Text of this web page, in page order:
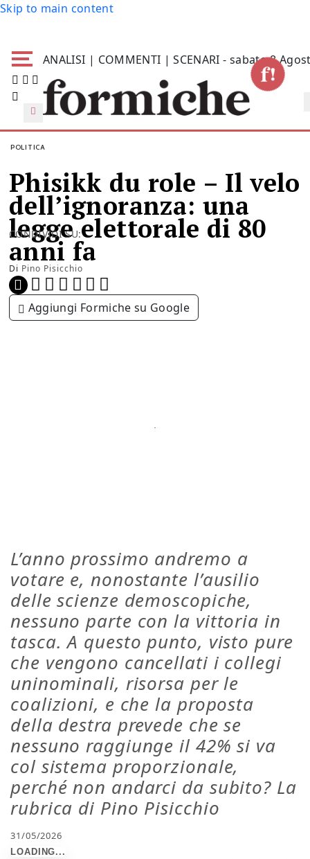
Skip to main content
ANALISI | COMMENTI | SCENARI - sabato 8
POLITICA
Phisikk du role – Il velo
dell’ignoranza: una
legge elettorale di 80
anni fa
Di Pino Pisicchio
CONDIVIDI SU:
Aggiungi Formiche su Google
L’anno prossimo andremo a
votare e, nonostante l’ausilio
delle scienze demoscopiche,
nessuno parte con la vittoria in
tasca. A questo punto, visto pure
che vengono cancellati i collegi
uninominali, risorsa per le
coalizioni, e che la proposta
della destra prevede che se
nessuno raggiunge il 42% si va
col sistema proporzionale,
perché non andarci da subito? La
rubrica di Pino Pisicchio
31/05/2026